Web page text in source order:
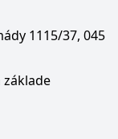
1115/37, 045
základe